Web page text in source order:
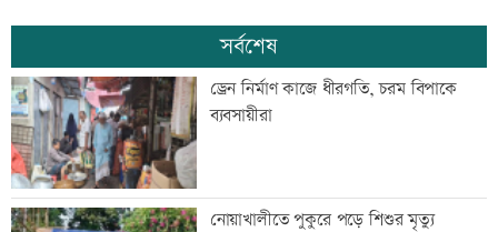
সর্বশেষ
ড্রেন নির্মাণ কাজে ধীরগতি, চরম বিপাকে
ব্যবসায়ীরা
নোয়াখালীতে পুকুরে পড়ে শিশুর মৃত্যু